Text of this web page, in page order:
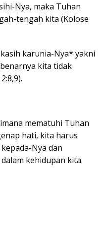
Nya, maka Tuhan
tengah kita (Kolose
karunia-Nya* yakni
kita tidak
mematuhi Tuhan
hati, kita harus
Nya dan
kehidupan kita.